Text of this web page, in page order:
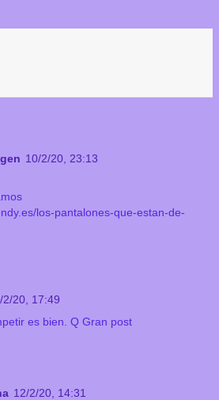
10/2/20, 23:13
los-pantalones-que-estan-de-
2/20, 17:49
es bien. Q Gran post
12/2/20, 14:31